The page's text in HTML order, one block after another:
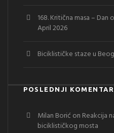
168. Kritična masa –
April 2026
Biciklističke staze u
POSLEDNJI
Milan Borić on Reakcija
biciklističkog mosta